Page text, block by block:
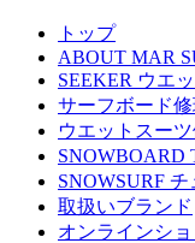
トップ
ABOUT MAR
SEEKER ウエ
サーフボード修
ウエットスー
SNOWBOARD
SNOWSURF チ
取扱いブランド
オンラインシ